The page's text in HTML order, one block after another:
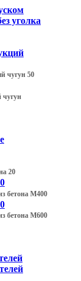
уголка
чугун 50
20
бетона М400
бетона М600